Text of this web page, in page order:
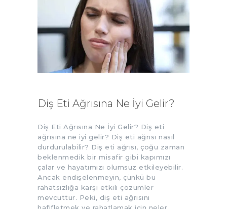
Diş Eti Ağrısına Ne İyi Gelir?
Diş Eti Ağrısına Ne İyi Gelir? Diş eti
ağrısına ne iyi gelir? Diş eti ağrısı nasıl
durdurulabilir? Diş eti ağrısı, çoğu zaman
beklenmedik bir misafir gibi kapımızı
çalar ve hayatımızı olumsuz etkileyebilir.
Ancak endişelenmeyin, çünkü bu
rahatsızlığa karşı etkili çözümler
mevcuttur. Peki, diş eti ağrısını